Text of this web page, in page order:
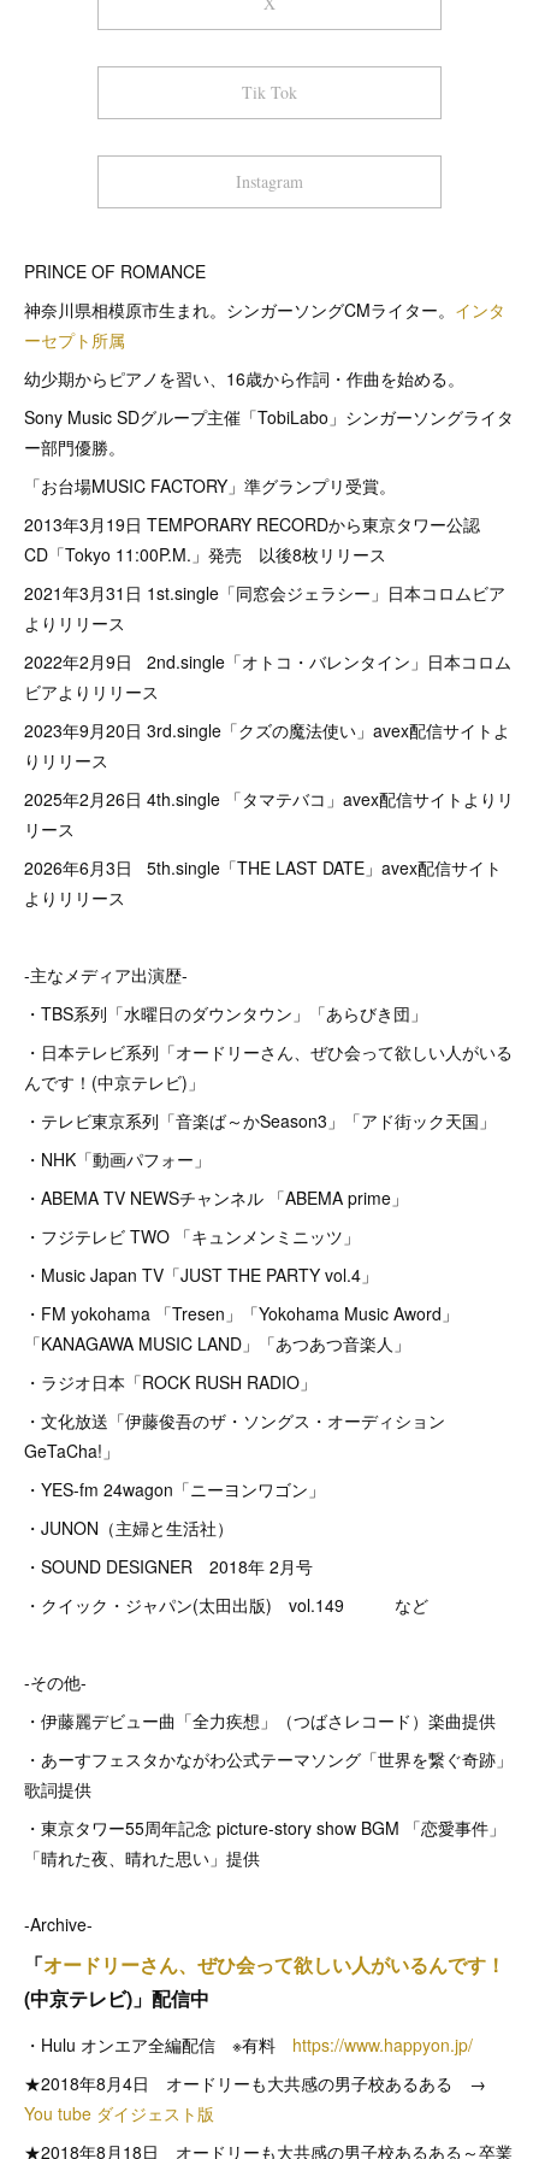
Tik Tok
Instagram
PRINCE OF ROMANCE
神奈川県相模原市生まれ。シンガーソングCMライター。 インタ
ーセプト所属
幼少期からピアノを習い、16歳から作詞・作曲を始める。
Sony Music SDグループ主催「TobiLabo」シンガーソングライタ
ー部門優勝。
「お台場MUSIC FACTORY」準グランプリ受賞。
2013年3月19日 TEMPORARY RECORDから東京タワー公認
CD「Tokyo 11:00P.M.」発売 以後8枚リリース
2021年3月31日 1st.single「同窓会ジェラシー」日本コロムビア
よりリリース
2022年2月9日 2nd.single「オトコ・バレンタイン」日本コロム
ビアよりリリース
2023年9月20日 3rd.single「クズの魔法使い」avex配信サイトよ
りリリース
2025年2月26日 4th.single 「タマテバコ」avex配信サイトよりリ
リース
2026年6月3日 5th.single「THE LAST DATE」avex配信サイト
よりリリース
-主なメディア出演歴-
・TBS系列「水曜日のダウンタウン」「あらびき団」
・日本テレビ系列「オードリーさん、ぜひ会って欲しい人がいる
んです！(中京テレビ)」
・テレビ東京系列「音楽ば～かSeason3」「アド街ック天国」
・NHK「動画パフォー」
・ABEMA TV NEWSチャンネル 「ABEMA prime」
・フジテレビ TWO 「キュンメンミニッツ」
・Music Japan TV「JUST THE PARTY vol.4」
・FM yokohama 「Tresen」「Yokohama Music Aword」
「KANAGAWA MUSIC LAND」「あつあつ音楽人」
・ラジオ日本「ROCK RUSH RADIO」
・文化放送「伊藤俊吾のザ・ソングス・オーディション
GeTaCha!」
・YES-fm 24wagon「ニーヨンワゴン」
・JUNON（主婦と生活社）
・SOUND DESIGNER 2018年 2月号
・クイック・ジャパン(太田出版) vol.149 など
-その他-
・伊藤麗デビュー曲「全力疾想」（つばさレコード）楽曲提供
・あーすフェスタかながわ公式テーマソング「世界を繋ぐ奇跡」
歌詞提供
・東京タワー55周年記念 picture-story show BGM 「恋愛事件」
「晴れた夜、晴れた思い」提供
-Archive-
「オードリーさん、ぜひ会って欲しい人がいるんです！
(中京テレビ)」配信中
・Hulu オンエア全編配信 ※有料 https://www.happyon.jp/
★2018年8月4日 オードリーも大共感の男子校あるある →
You tube ダイジェスト版
★2018年8月18日 オードリーも大共感の男子校あるある～卒業